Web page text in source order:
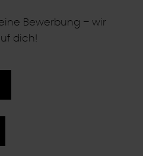
Bewerbung – wir
dich!